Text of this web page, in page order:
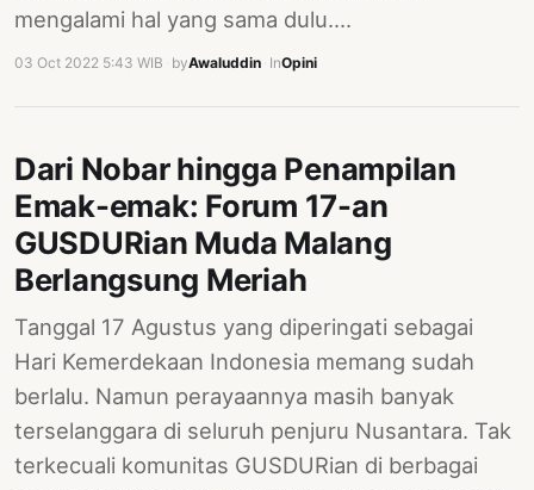
mengalami hal yang sama dulu.…
03 Oct 2022 5:43 WIB byAwaluddin InOpini
Dari Nobar hingga Penampilan
Emak-emak: Forum 17-an
GUSDURian Muda Malang
Berlangsung Meriah
Tanggal 17 Agustus yang diperingati sebagai
Hari Kemerdekaan Indonesia memang sudah
berlalu. Namun perayaannya masih banyak
terselanggara di seluruh penjuru Nusantara. Tak
terkecuali komunitas GUSDURian di berbagai